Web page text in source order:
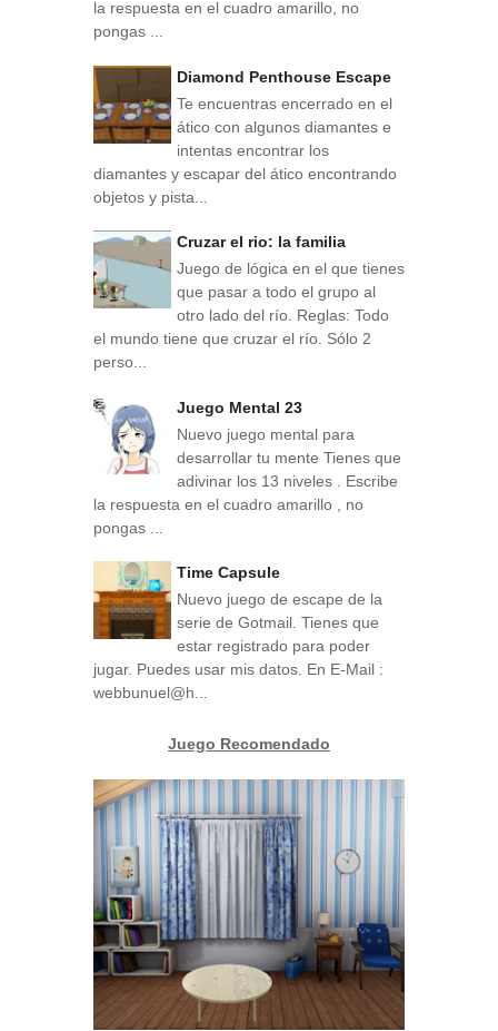
la respuesta en el cuadro amarillo, no
pongas ...
Diamond Penthouse Escape
Te encuentras encerrado en el
ático con algunos diamantes e
intentas encontrar los
diamantes y escapar del ático encontrando
objetos y pista...
Cruzar el rio: la familia
Juego de lógica en el que tienes
que pasar a todo el grupo al
otro lado del río. Reglas: Todo
el mundo tiene que cruzar el río. Sólo 2
perso...
Juego Mental 23
Nuevo juego mental para
desarrollar tu mente Tienes que
adivinar los 13 niveles . Escribe
la respuesta en el cuadro amarillo , no
pongas ...
Time Capsule
Nuevo juego de escape de la
serie de Gotmail. Tienes que
estar registrado para poder
jugar. Puedes usar mis datos. En E-Mail :
webbunuel@h...
Juego Recomendado